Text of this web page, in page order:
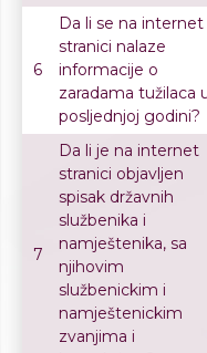
6
Da li se na internet
stranici nalaze
informacije o
zaradama tužilaca
posljednjoj godini?
7
Da li je na internet
stranici objavljen
spisak državnih
službenika i
namještenika, sa
njihovim
službenickim i
namještenickim
zvanjima i